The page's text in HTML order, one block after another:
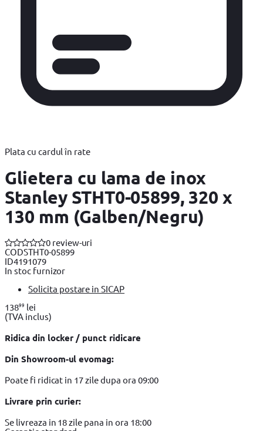
Plata cu cardul în rate
Glietera cu lama de inox
Stanley STHT0-05899, 320 x
130 mm (Galben/Negru)
0 review-uri
CODSTHT0-05899
ID4191079
In stoc furnizor
Solicita postare in SICAP
13899 lei
(TVA inclus)
Ridica din locker / punct ridicare
Din Showroom-ul evomag:
Poate fi ridicat in 17 zile dupa ora 09:00
Livrare prin curier:
Se livreaza in 18 zile pana in ora 18:00